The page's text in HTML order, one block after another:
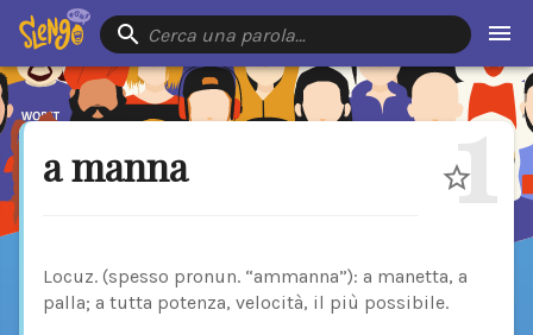
Cerca una parola…
a manna 1
Locuz. (spesso pronun. “ammanna”): a manetta, a
palla; a tutta potenza, velocità, il più possibile.